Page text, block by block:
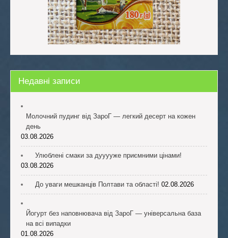
Недавні записи
Молочний пудинг від ЗароГ — легкий десерт на кожен
день
03.08.2026
Улюблені смаки за дууууже приємними цінами!
03.08.2026
До уваги мешканців Полтави та області! 02.08.2026
Йогурт без наповнювача від ЗароГ — універсальна база
на всі випадки
01.08.2026